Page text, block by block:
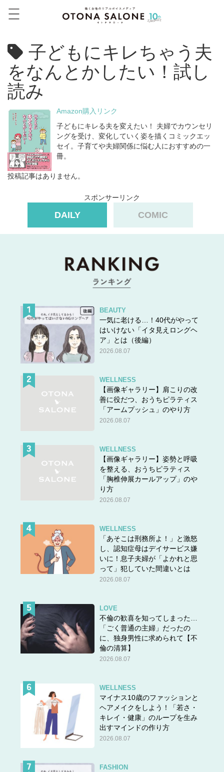
子どもにキレちゃう夫
をなんとかしたい！試し
読み
Amazon購入リンク
子どもにキレる夫を変えたい！ 夫婦でカウンセリ
ングを受け、変化していく姿を描くコミックエッ
セイ。子育てや夫婦関係に悩む人におすすめの一
冊。
投稿記事はありません。
スポンサーリンク
DAILY COMIC
BEAUTY
一気に老ける…！40代がやって
はいけない「イタ見えロングヘ
ア」とは（後編）
2026.08.07
WELLNESS
【画像ギャラリー】肩こりの改
善に役だつ、おうちピラティス
「アームプッシュ」のやり方
2026.08.07
WELLNESS
【画像ギャラリー】姿勢と呼吸
を整える、おうちピラティス
「胸椎伸展カールアップ」のや
り方
2026.08.07
WELLNESS
「あそこは刑務所よ！」と激怒
し、認知症母はデイサービス嫌
いに！息子夫婦が「よかれと思
って」犯していた間違いとは
2026.08.07
LOVE
不倫の歓喜を知ってしまった…
「ごく普通の主婦」だったの
に、独身男性に求められて【不
倫の清算】
2026.08.07
WELLNESS
マイナス10歳のファッションと
ヘアメイクをしよう！「若さ・
キレイ・健康」のループを生み
出すマインドの作り方
2026.08.07
FASHION